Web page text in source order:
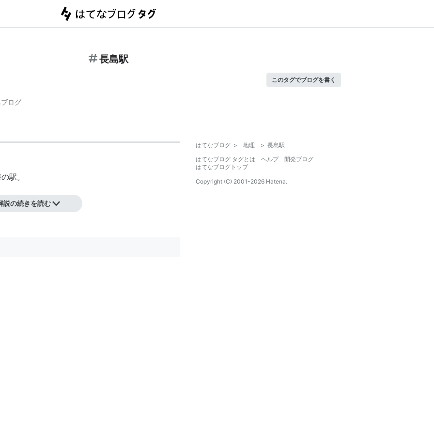
長島駅
このタグでブログを書く
ログ
の駅。
説の続きを読む
はてなブログ > 地理 > 長島駅
はてなブログ タグとは
ヘルプ
開発ブログ
はてなブログトップ
Copyright (C) 2001-2026 Hatena.